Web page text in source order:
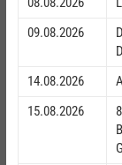
09.08.2026
14.08.2026
15.08.2026